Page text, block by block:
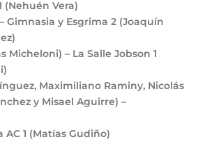
(Nehuén Vera)
– Gimnasia y Esgrima 2 (Joaquín
Micheloni) – La Salle Jobson 1
Maximiliano Raminy, Nicolás
y Misael Aguirre) –
AC 1 (Matías Gudiño)